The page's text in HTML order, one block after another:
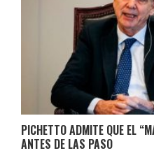
PICHETTO ADMITE QUE EL
ANTES DE LAS PASO